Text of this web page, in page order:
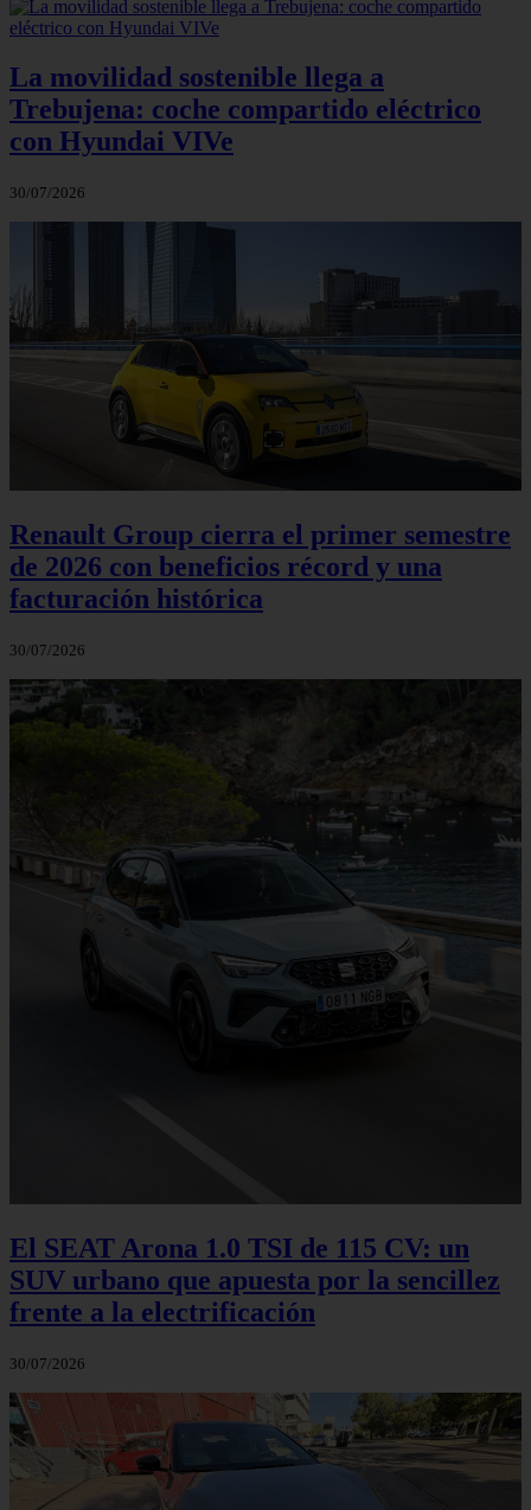
La movilidad sostenible llega a
Trebujena: coche compartido eléctrico
con Hyundai VIVe
30/07/2026
Renault Group cierra el primer semestre
de 2026 con beneficios récord y una
facturación histórica
30/07/2026
El SEAT Arona 1.0 TSI de 115 CV: un
SUV urbano que apuesta por la sencillez
frente a la electrificación
30/07/2026